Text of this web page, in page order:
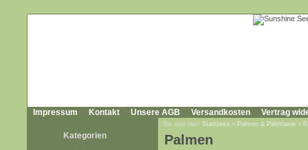
Impressum Kontakt Unsere AGB Versandkosten Vertrag
Kategorien
Sie sind hier: Startseite » Palmen & Palmfarne »
Palmen